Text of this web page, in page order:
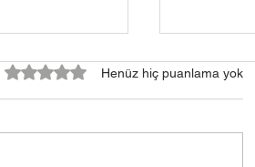
5 üzerinden 0 yıldızHenüz hiç puanlama yok